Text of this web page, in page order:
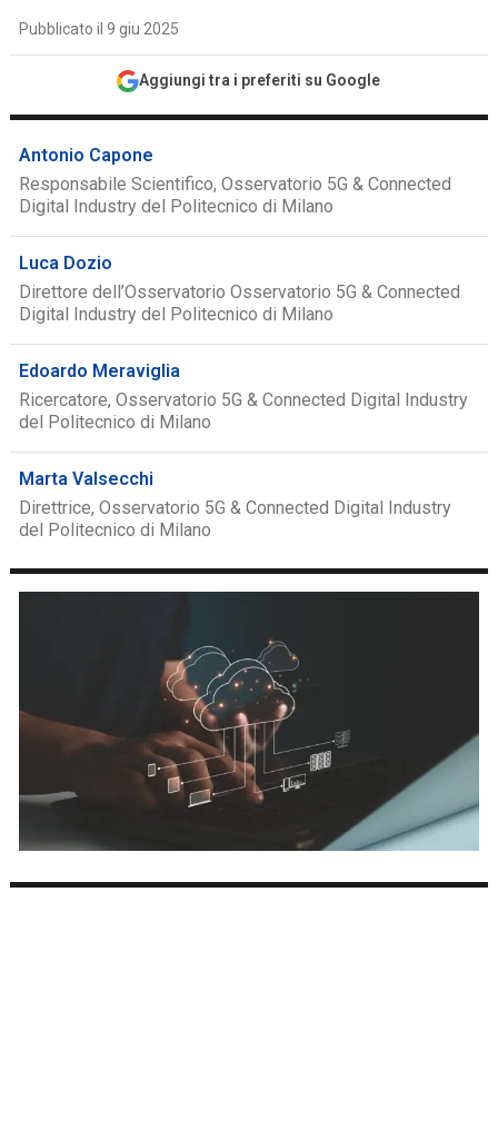
Pubblicato il 9 giu 2025
Aggiungi tra i preferiti su Google
Antonio Capone
Responsabile Scientifico, Osservatorio 5G & Connected
Digital Industry del Politecnico di Milano
Luca Dozio
Direttore dell’Osservatorio Osservatorio 5G & Connected
Digital Industry del Politecnico di Milano
Edoardo Meraviglia
Ricercatore, Osservatorio 5G & Connected Digital Industry
del Politecnico di Milano
Marta Valsecchi
Direttrice, Osservatorio 5G & Connected Digital Industry
del Politecnico di Milano